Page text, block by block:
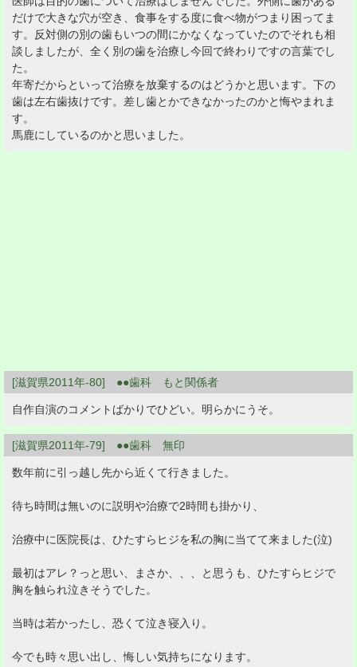
だけで大きな穴が空き、食事をする度に食べ物がつまり困ってま
す。反対側の別の歯もいつの間にかなくなっていたのでそれも相
談しましたが、全く別の歯を治療し今回で終わりですの言葉でし
た。
年寄だからといって治療を放棄するのはどうかと思います。下の
歯は左右歯抜けです。差し歯とかできなかったのかと悔やまれま
す。
馬鹿にしているのかと思いました。
[滋賀県2011年-80] ●●歯科 もと関係者
自作自演のコメントばかりでひどい。明らかにうそ。
[滋賀県2011年-79] ●●歯科 無印
数年前に引っ越し先から近くて行きました。
待ち時間は無いのに説明や治療で2時間も掛かり、
治療中に医院長は、ひたすらヒジを私の胸に当てて来ました(泣)
最初はアレ？っと思い、まさか、、、と思うも、ひたすらヒジで
胸を触られ泣きそうでした。
当時は若かったし、恐くて泣き寝入り。
今でも時々思い出し、悔しい気持ちになります。